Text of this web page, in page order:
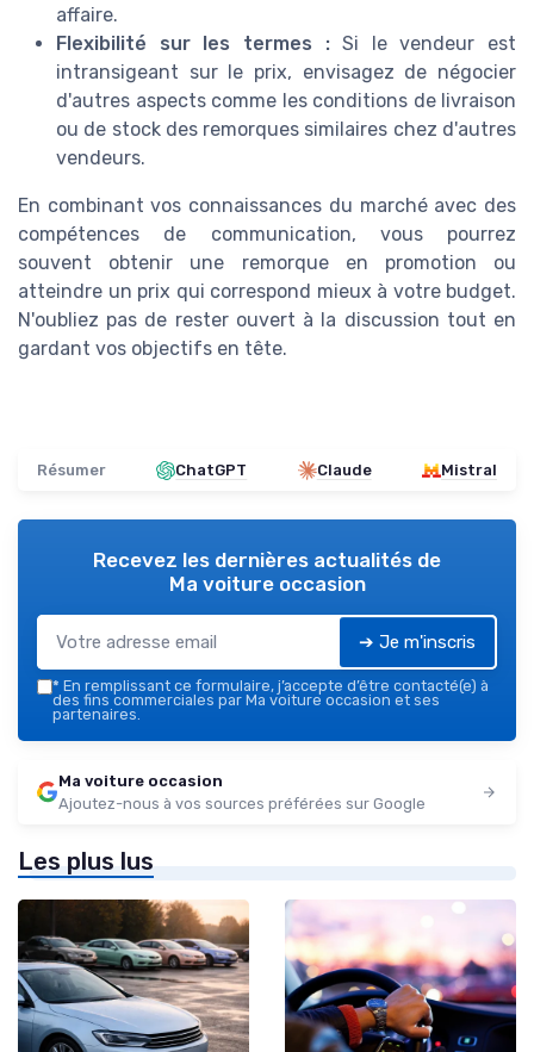
affaire.
Flexibilité sur les termes :Si le vendeur est
intransigeant sur le prix, envisagez de négocier
d'autres aspects comme les conditions de livraison
ou de stock des remorques similaires chez d'autres
vendeurs.
En combinant vos connaissances du marché avec des
compétences de communication, vous pourrez
souvent obtenir une remorque en promotion ou
atteindre un prix qui correspond mieux à votre budget.
N'oubliez pas de rester ouvert à la discussion tout en
gardant vos objectifs en tête.
Résumer ChatGPT Claude Mistral
Recevez les dernières actualités de
Ma voiture occasion
➔ Je m'inscris
* En remplissant ce formulaire, j’accepte d’être contacté(e) à
des fins commerciales par Ma voiture occasion et ses
partenaires.
Ma voiture occasion
Ajoutez-nous à vos sources préférées sur Google
Les plus lus